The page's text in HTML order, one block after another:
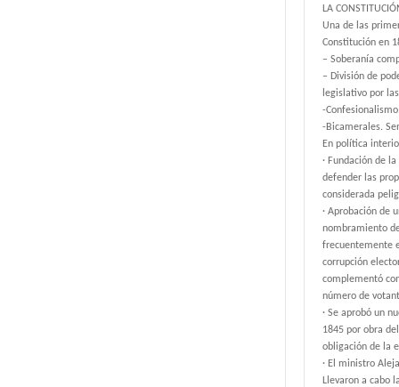
LA
Una de las
Constitución en
– Soberanía
– División de
legislativo por
-
-Bicamerales.
En política
· Fundación de
defender las
considerada
· Aprobación de
nombramiento
frecuentemente
corrupción
complementó
número de
· Se aprobó un
1845 por obra
obligación de la
· El ministro
Llevaron a cabo